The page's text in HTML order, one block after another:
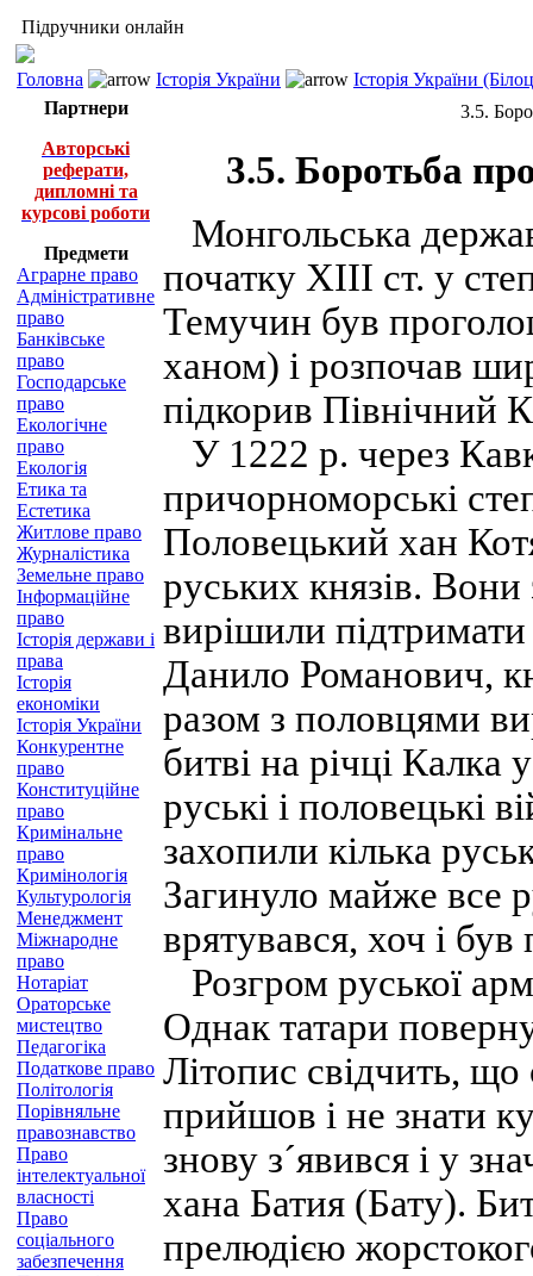
Підручники онлайн
Головна Історія України
Історія України
Партнери
Авторські
реферати,
дипломні та
курсові роботи
Предмети
Аграрне право
Адміністративне
право
Банківське
право
Господарське
право
Екологічне
право
Екологія
Етика та
Естетика
Житлове право
Журналістика
Земельне право
Інформаційне
право
Історія держави і
права
Історія
економіки
Історія України
Конкурентне
право
Конституційне
право
Кримінальне
право
Кримінологія
Культурологія
Менеджмент
Міжнародне
право
Нотаріат
Ораторське
мистецтво
Педагогіка
Податкове право
Політологія
Порівняльне
правознавство
Право
інтелектуальної
власності
Право
соціального
забезпечення
3.5.
3.5. Боротьба
Монгольська
початку XIII ст. у
Темучин був
ханом) і розпочав
підкорив Північний
У 1222 р. через
причорноморські
Половецький хан
руських князів. Вони
вирішили
Данило Романович,
разом з половцями
битві на річці Калка
руські і половецькі
захопили кілька
Загинуло майже все
врятувався, хоч і
Розгром руської
Однак татари
Літопис свідчить,
прийшов і не знати
знову з´явився і у
хана Батия (Бату).
прелюдією